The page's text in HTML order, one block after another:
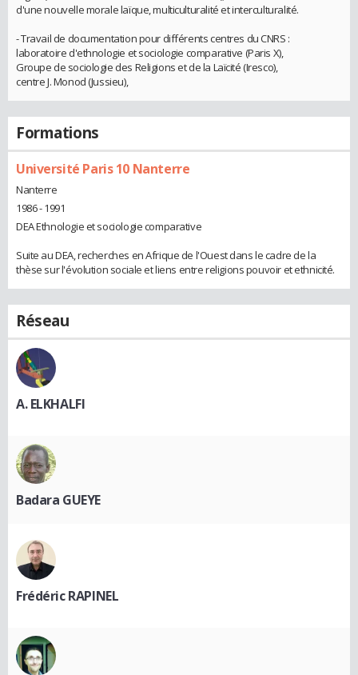
d'une nouvelle morale laïque, multiculturalité et interculturalité.
- Travail de documentation pour différents centres du CNRS :
laboratoire d'ethnologie et sociologie comparative (Paris X),
Groupe de sociologie des Religions et de la Laïcité (Iresco),
centre J. Monod (Jussieu),
Formations
Université Paris 10 Nanterre
Nanterre
1986 - 1991
DEA Ethnologie et sociologie comparative
Suite au DEA, recherches en Afrique de l'Ouest dans le cadre de la
thèse sur l'évolution sociale et liens entre religions pouvoir et ethnicité.
Réseau
A. ELKHALFI
Badara GUEYE
Frédéric RAPINEL